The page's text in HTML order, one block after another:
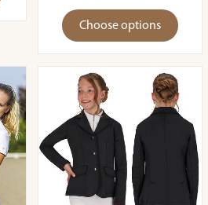
Choose options